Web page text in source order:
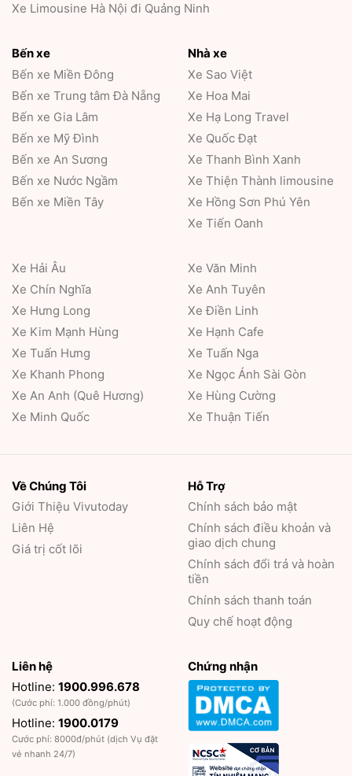
Xe Limousine Hà Nội đi Quảng Ninh
Bến xe
Bến xe Miền Đông
Bến xe Trung tâm Đà Nẵng
Bến xe Gia Lâm
Bến xe Mỹ Đình
Bến xe An Sương
Bến xe Nước Ngầm
Bến xe Miền Tây
Nhà xe
Xe Sao Việt
Xe Hoa Mai
Xe Hạ Long Travel
Xe Quốc Đạt
Xe Thanh Bình Xanh
Xe Thiện Thành limousine
Xe Hồng Sơn Phú Yên
Xe Tiến Oanh
Xe Hải Âu
Xe Chín Nghĩa
Xe Hưng Long
Xe Kim Mạnh Hùng
Xe Tuấn Hưng
Xe Khanh Phong
Xe An Anh (Quê Hương)
Xe Minh Quốc
Xe Văn Minh
Xe Anh Tuyên
Xe Điền Linh
Xe Hạnh Cafe
Xe Tuấn Nga
Xe Ngọc Ánh Sài Gòn
Xe Hùng Cường
Xe Thuận Tiến
Về Chúng Tôi
Giới Thiệu Vivutoday
Liên Hệ
Giá trị cốt lõi
Hỗ Trợ
Chính sách bảo mật
Chính sách điều khoản và
giao dịch chung
Chính sách đổi trả và hoàn
tiền
Chính sách thanh toán
Quy chế hoạt động
Liên hệ
Hotline: 1900.996.678
(Cước phí: 1.000 đồng/phút)
Hotline: 1900.0179
Cước phí: 8000đ/phút (dịch Vụ đặt
vé nhanh 24/7)
Chứng nhận